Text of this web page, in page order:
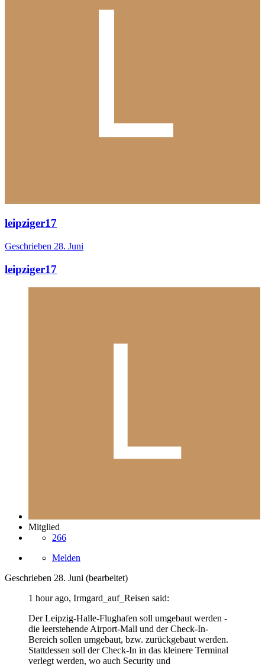
leipziger17
Geschrieben 28. Juni
leipziger17
Mitglied
266
Melden
Geschrieben 28. Juni (bearbeitet)
1 hour ago, Irmgard_auf_Reisen said:
Der Leipzig-Halle-Flughafen soll umgebaut werden -
die leerstehende Airport-Mall und der Check-In-
Bereich sollen umgebaut, bzw. zurückgebaut werden.
Stattdessen soll der Check-In in das kleinere Terminal
verlegt werden, wo auch Security und